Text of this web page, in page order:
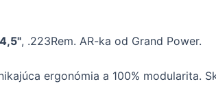
, .223Rem. AR-ka od Grand Power.
ergonómia a 100% modularita.